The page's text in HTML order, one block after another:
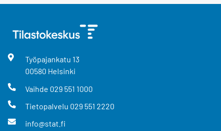
Työpajankatu 13
00580 Helsinki
Vaihde 029 551 1000
Tietopalvelu 029 551 2220
info@stat.fi